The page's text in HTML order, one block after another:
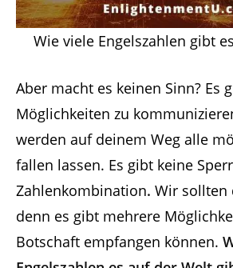
Wie viele Engelszahlen gibt
Aber macht es keinen Sinn? Es
Möglichkeiten zu
werden auf deinem Weg alle
fallen lassen. Es gibt keine
Zahlenkombination. Wir sollten
denn es gibt mehrere
Botschaft empfangen können.